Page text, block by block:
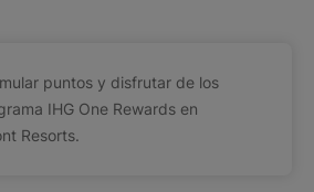
puntos y disfrutar de los
IHG One Rewards en
Resorts.